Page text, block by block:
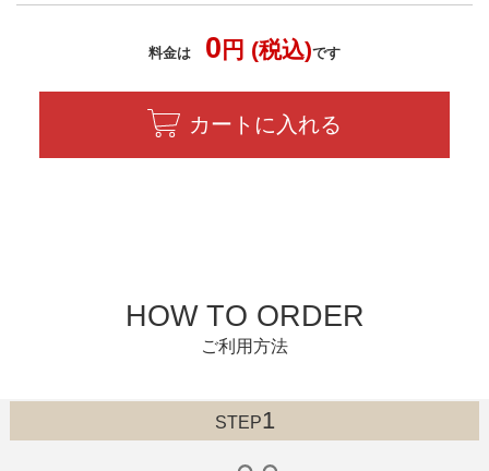
料金は 0 円 (税込)です
カートに入れる
HOW TO ORDER
ご利用方法
STEP1